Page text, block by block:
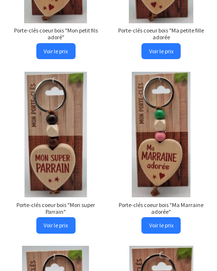
Porte-clés coeur bois "Mon petit fils
adoré"
Voir le prix
Porte-clés coeur bois "Ma petite fille
adorée
Voir le prix
Porte-clés coeur bois "Mon super
Parrain"
Voir le prix
Porte-clés coeur bois "Ma Marraine
adorée"
Voir le prix